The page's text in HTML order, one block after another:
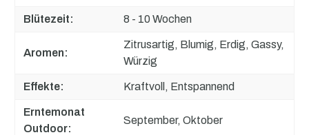
Blütezeit: 8 - 10 Wochen
Aromen:
Zitrusartig, Blumig, Erdig, Gassy,
Würzig
Effekte: Kraftvoll, Entspannend
Erntemonat
Outdoor:
September, Oktober